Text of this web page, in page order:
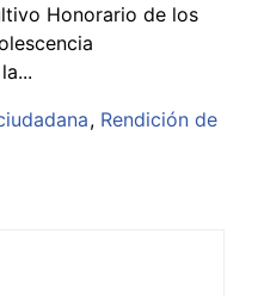
Honorario de los
Rendición de